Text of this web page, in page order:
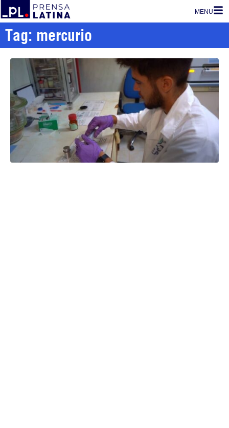
MENU
Tag: mercurio